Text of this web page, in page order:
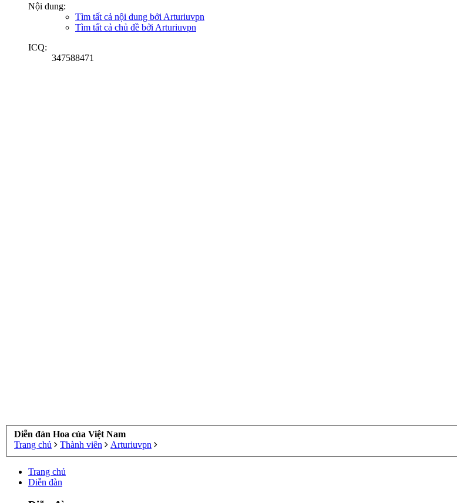
Nội dung:
Tìm tất cả nội dung bởi Arturiuvpn
Tìm tất cả chủ đề bởi Arturiuvpn
ICQ:
347588471
Diễn đàn Hoa của Việt Nam
Trang chủ
Thành viên Arturiuvpn
Trang chủ
Diễn đàn